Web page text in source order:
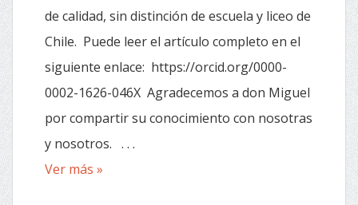
de calidad, sin distinción de escuela y liceo de
Chile. Puede leer el artículo completo en el
siguiente enlace: https://orcid.org/0000-
0002-1626-046X Agradecemos a don Miguel
por compartir su conocimiento con nosotras
y nosotros. . . .
Ver más »